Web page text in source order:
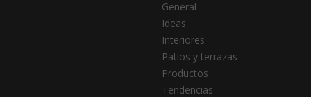
General
Ideas
Interiores
Patios y terrazas
Productos
Tendencias